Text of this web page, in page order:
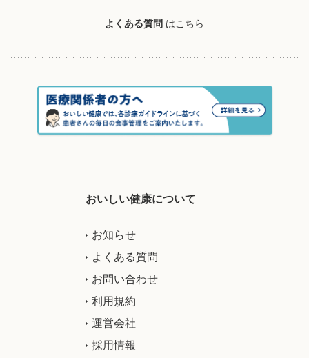
よくある質問 はこちら
おいしい健康について
お知らせ
よくある質問
お問い合わせ
利用規約
運営会社
採用情報